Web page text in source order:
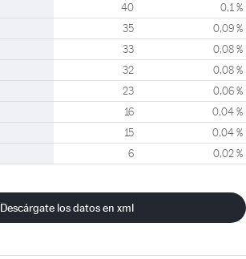
40 0,1 %
35 0,09 %
33 0,08 %
32 0,08 %
23 0,06 %
16 0,04 %
15 0,04 %
6 0,02 %
Descárgate los datos en xml